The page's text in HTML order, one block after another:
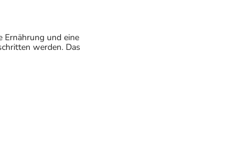
Ernährung und eine
werden. Das